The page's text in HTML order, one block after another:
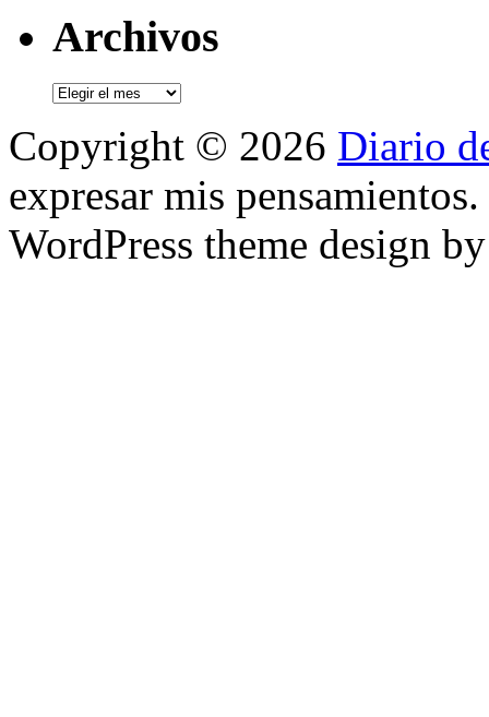
Archivos
Archivos
Copyright © 2026 Diario
expresar mis pensamientos.
WordPress theme design